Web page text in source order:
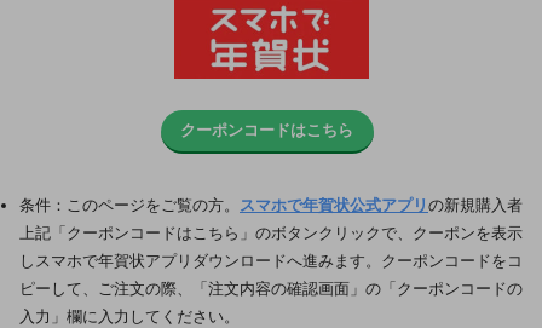
クーポンコードはこちら
条件：このページをご覧の方。 スマホで年賀状公式アプリ の新規購入者
上記「クーポンコードはこちら」のボタンクリックで、クーポンを表示
しスマホで年賀状アプリダウンロードへ進みます。クーポンコードをコ
ピーして、ご注文の際、「注文内容の確認画面」の「クーポンコードの
入力」欄に入力してください。